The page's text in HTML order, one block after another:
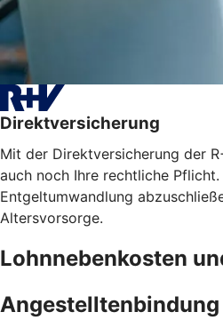
Direktversicherung
Mit der Direktversicherung der
auch noch Ihre rechtliche
Entgeltumwandlung
Altersvorsorge.
Lohnnebenkosten